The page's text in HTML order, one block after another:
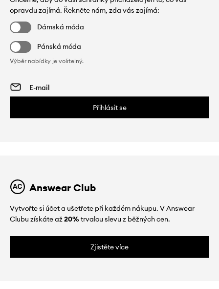
opravdu zajímá. Řekněte nám, zda vás zajímá:
Dámská móda
Pánská móda
Výběr nabídky je volitelný.
Přihlásit se
Answear Club
Vytvořte si účet a ušetřete při každém nákupu. V Answear
Clubu získáte až20%trvalou slevu z běžných cen.
Zjistěte více